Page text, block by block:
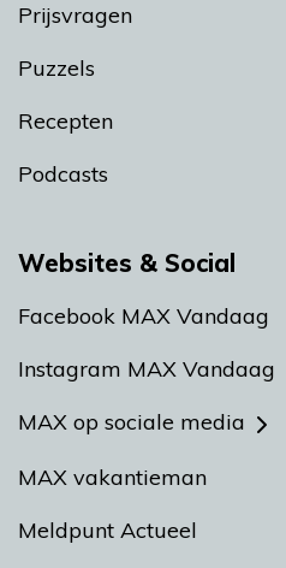
Prijsvragen
Puzzels
Recepten
Podcasts
Websites & Social
Facebook MAX Vandaag
Instagram MAX Vandaag
MAX op sociale media
MAX vakantieman
Meldpunt Actueel